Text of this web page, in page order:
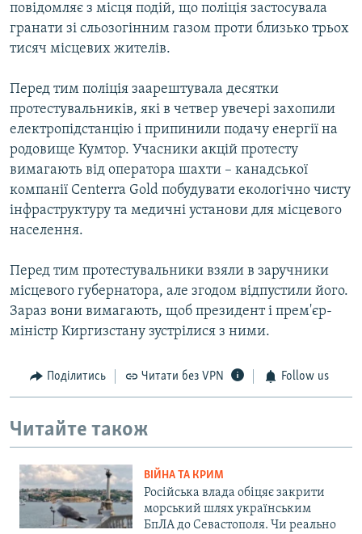
Усі сайти RFE/RL
повідомляє з місця подій, що поліція застосувала
гранати зі сльозогінним газом проти близько трьох
тисяч місцевих жителів.
Перед тим поліція заарештувала десятки
протестувальників, які в четвер увечері захопили
електропідстанцію і припинили подачу енергії на
родовище Кумтор. Учасники акцій протесту
вимагають від оператора шахти – канадської
компанії Centerra Gold побудувати екологічно чисту
інфраструктуру та медичні установи для місцевого
населення.
Перед тим протестувальники взяли в заручники
місцевого губернатора, але згодом відпустили його.
Зараз вони вимагають, щоб президент і прем'єр-
міністр Киргизстану зустрілися з ними.
Поділитись Читати без VPN Follow us
Читайте також
ВІЙНА ТА КРИМ
Російська влада обіцяє закрити
морський шлях українським
БпЛА до Севастополя. Чи реально